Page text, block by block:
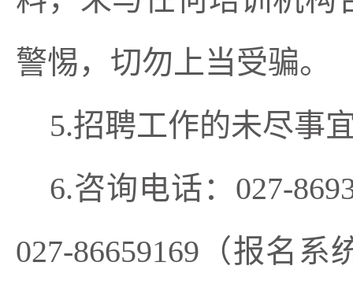
警惕，切勿上当受骗。
5.招聘工作的未尽事
6.咨询电话：027-
027-86659169（报名